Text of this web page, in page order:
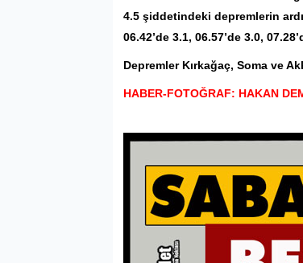
4.5 şiddetindeki depremlerin
06.42’de 3.1, 06.57’de 3.0,
Depremler Kırkağaç, Soma ve
HABER-FOTOĞRAF: HAKAN